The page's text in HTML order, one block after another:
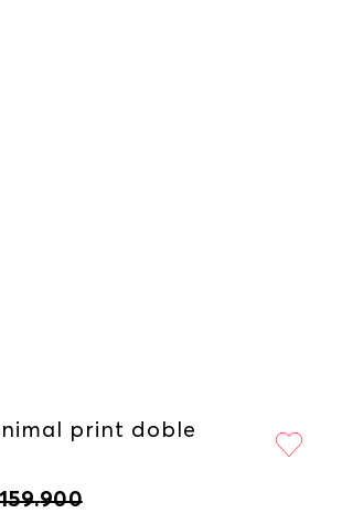
print doble
.900